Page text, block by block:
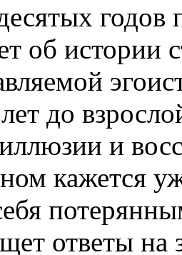
об истории
до
и
кажется
ответы на